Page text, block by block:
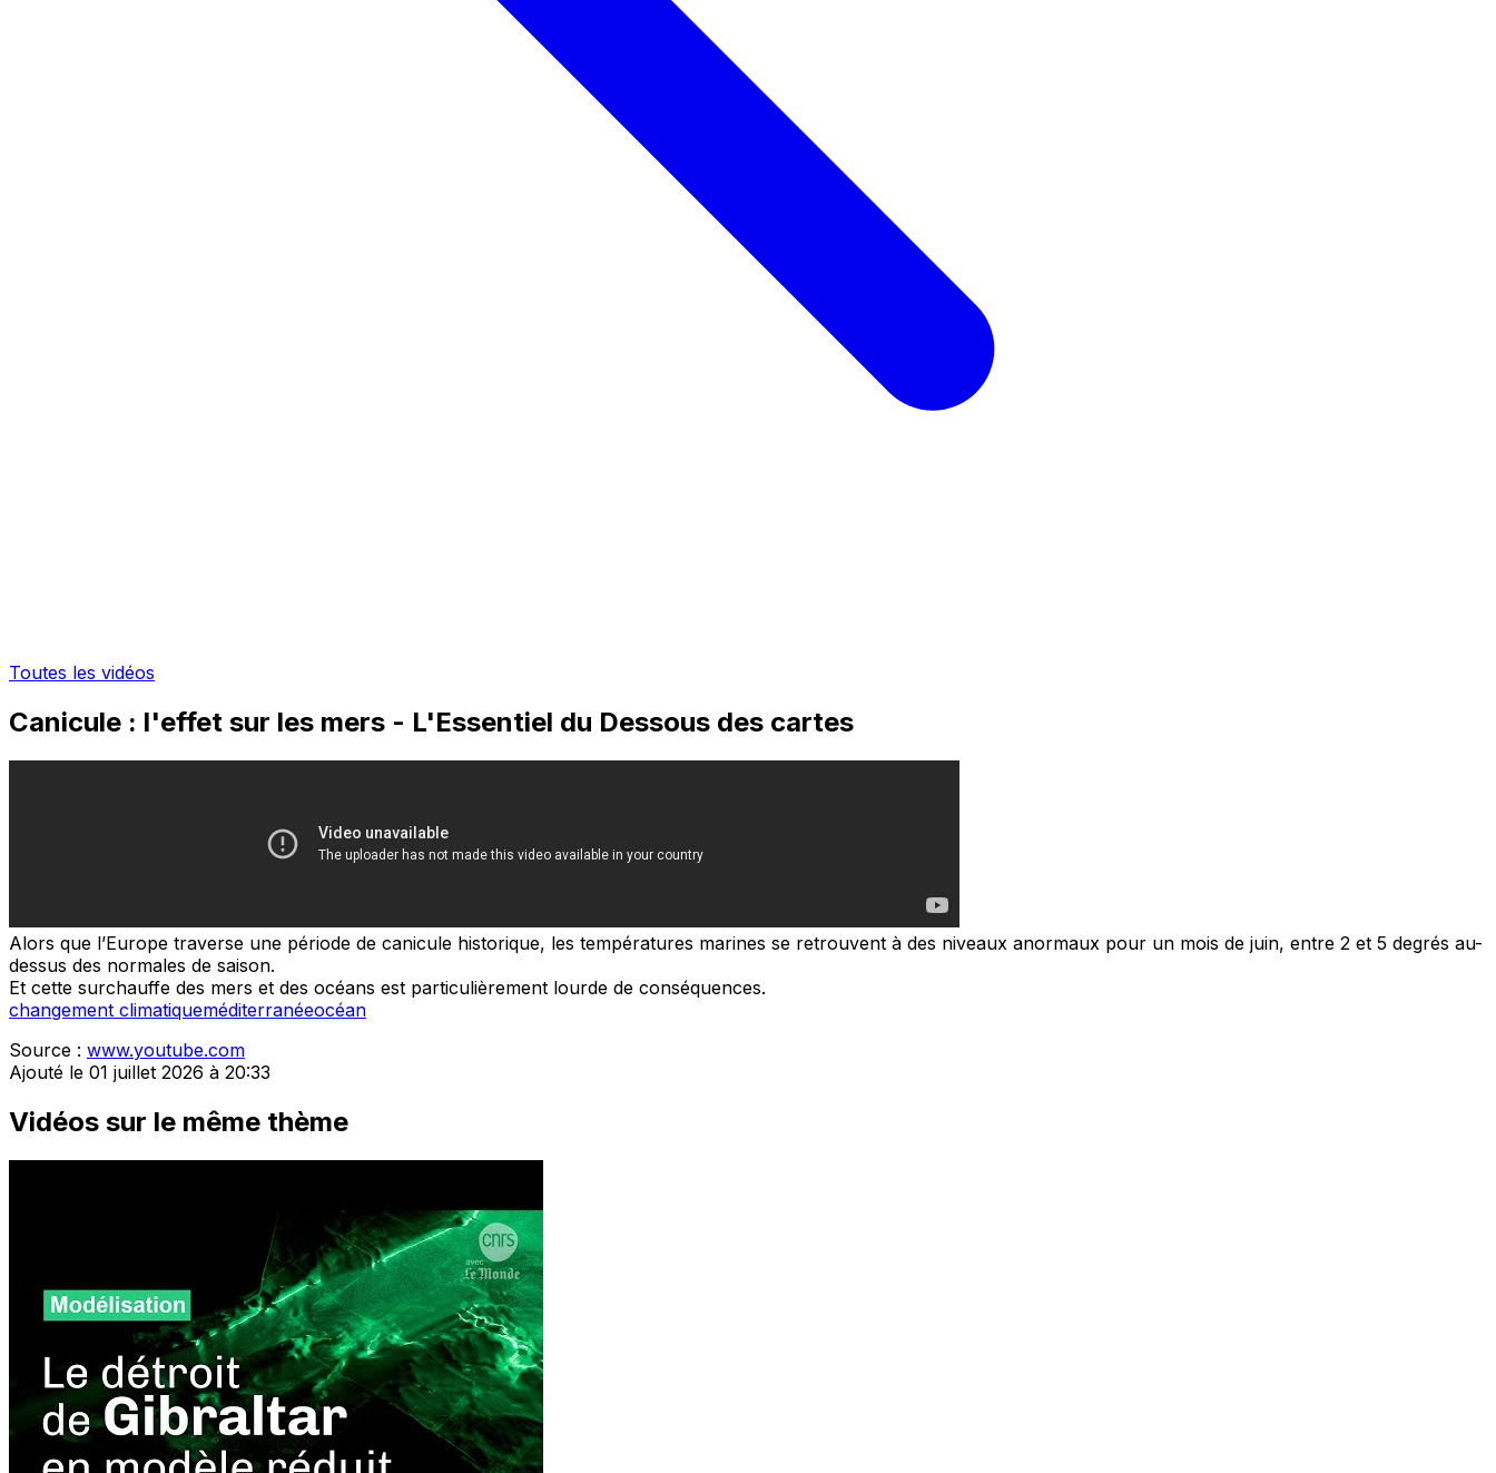
Toutes les vidéos
Canicule : l'effet sur les mers - L'Essentiel du Dessous des cartes
Alors que l’Europe traverse une période de canicule historique, les températures marines se retrouvent à des niveaux anormaux pour un mois de juin, entre 2 et 5 degrés au-
dessus des normales de saison.
Et cette surchauffe des mers et des océans est particulièrement lourde de conséquences.
changement climatiqueméditerranéeocéan
Source : www.youtube.com
Ajouté le 01 juillet 2026 à 20:33
Vidéos sur le même thème